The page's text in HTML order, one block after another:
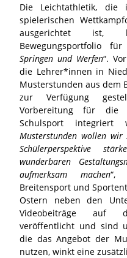
Die Leichtathletik, die
spielerischen
ausgerichtet ist,
Bewegungsportfolio
Springen und Werfen“.
die Lehrer*innen in
Musterstunden aus dem
zur Verfügung
Vorbereitung für die
Schulsport integriert
Musterstunden wollen
Schülerperspektive
wunderbaren
aufmerksam machen“,
Breitensport und
Ostern neben den
Videobeiträge auf
veröffentlicht und sind
die das Angebot der
nutzen, winkt eine